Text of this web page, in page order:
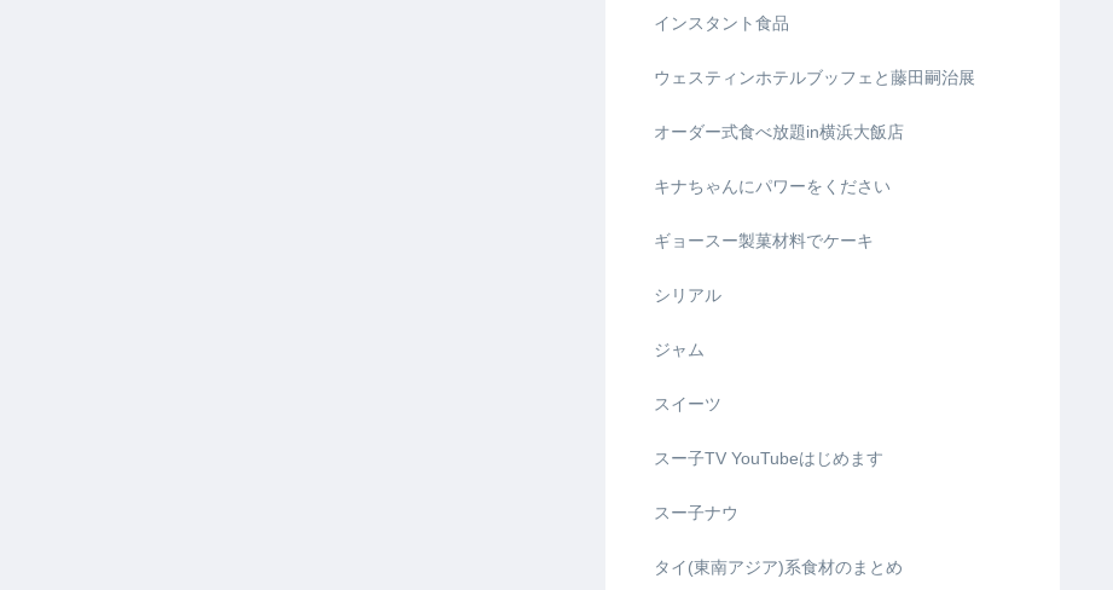
インスタント食品
ウェスティンホテルブッフェと藤田嗣治展
オーダー式食べ放題in横浜大飯店
キナちゃんにパワーをください
ギョースー製菓材料でケーキ
シリアル
ジャム
スイーツ
スー子TV YouTubeはじめます
スー子ナウ
タイ(東南アジア)系食材のまとめ